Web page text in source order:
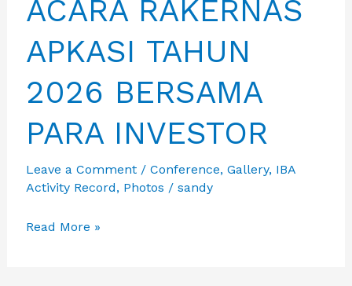
ACARA RAKERNAS
APKASI TAHUN
2026 BERSAMA
PARA INVESTOR
Leave a Comment / Conference, Gallery, IBA
Activity Record, Photos / sandy
IBA
Read More »